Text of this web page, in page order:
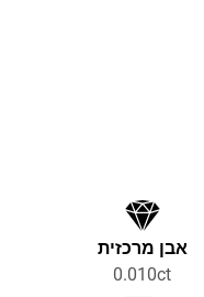
אבן מרכזית
0.010ct